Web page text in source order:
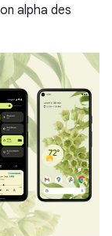
alpha des